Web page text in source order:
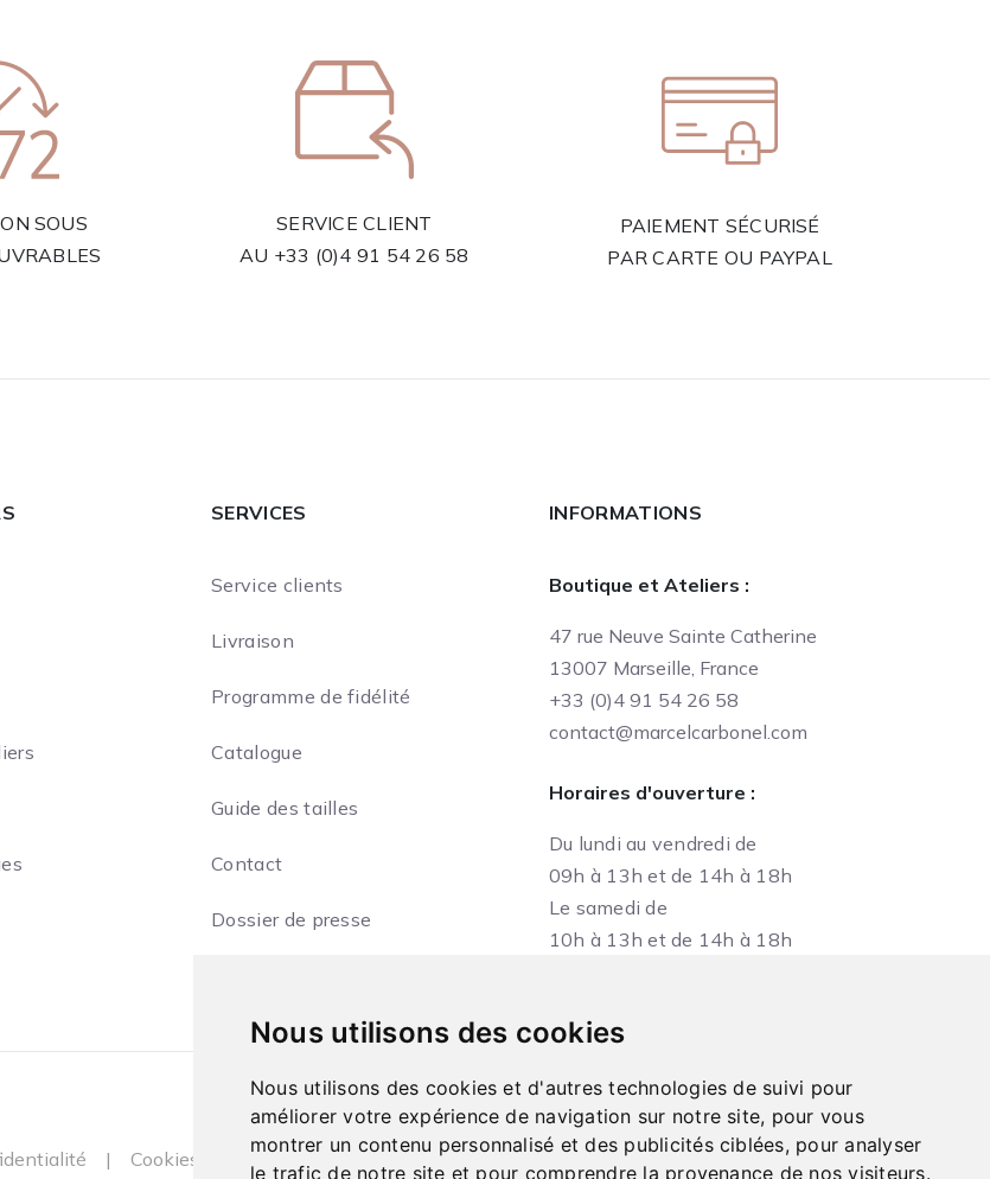
Nous utilisons des cookies
Nous utilisons des cookies et d'autres technologies de suivi pour
améliorer votre expérience de navigation sur notre site, pour vous
montrer un contenu personnalisé et des publicités ciblées, pour analyser
le trafic de notre site et pour comprendre la provenance de nos visiteurs.
SOUS
SERVICE CLIENT
AU +33 (0)4 91 54 26 58
PAIEMENT SÉCURISÉ
PAR CARTE OU PAYPAL
SERVICES
Service clients
Livraison
Programme de fidélité
Catalogue
Guide des tailles
Contact
Dossier de presse
INFORMATIONS
Boutique et Ateliers :
47 rue Neuve Sainte Catherine
13007 Marseille, France
+33 (0)4 91 54 26 58
contact@marcelcarbonel.com
Horaires d'ouverture :
Du lundi au vendredi de
09h à 13h et de 14h à 18h
Le samedi de
10h à 13h et de 14h à 18h
| Cookies